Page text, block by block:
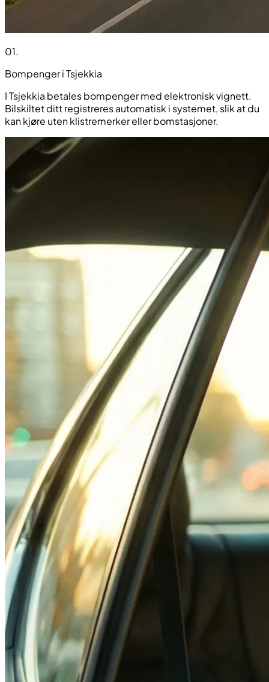
01.
Bompenger i Tsjekkia
I Tsjekkia betales bompenger med elektronisk vignett.
Bilskiltet ditt registreres automatisk i systemet, slik at du
kan kjøre uten klistremerker eller bomstasjoner.